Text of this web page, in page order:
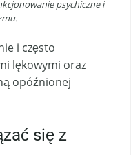
psychiczne i
i często
lękowymi oraz
opóźnionej
się z